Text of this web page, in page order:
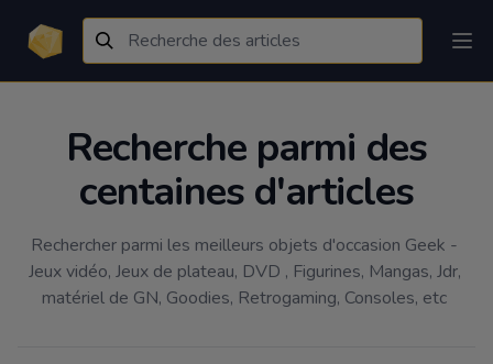
Recherche parmi des
centaines d'articles
Rechercher parmi les meilleurs objets d'occasion Geek -
Jeux vidéo, Jeux de plateau, DVD , Figurines, Mangas, Jdr,
matériel de GN, Goodies, Retrogaming, Consoles, etc